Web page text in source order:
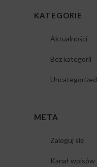
KATEGORIE
Aktualności
Bez kategorii
Uncategorized
META
Zaloguj się
Kanał wpisów